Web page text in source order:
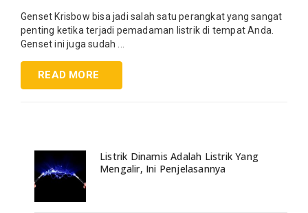
Genset Krisbow bisa jadi salah satu perangkat yang sangat
penting ketika terjadi pemadaman listrik di tempat Anda.
Genset ini juga sudah ...
READ MORE
Listrik Dinamis Adalah Listrik Yang
Mengalir, Ini Penjelasannya